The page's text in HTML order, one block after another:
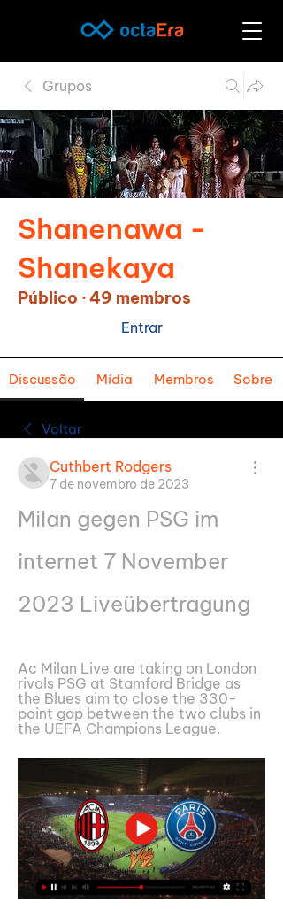
Grupos
Shanenawa -
Shanekaya
Público ·49 membros
Entrar
Discussão Mídia Membros Sobre
Voltar
Cuthbert Rodgers
7 de novembro de 2023
Milan gegen PSG im
internet 7 November
2023 Liveübertragung
Ac Milan Live are taking on London
rivals PSG at Stamford Bridge as
the Blues aim to close the 330-
point gap between the two clubs in
the UEFA Champions League.